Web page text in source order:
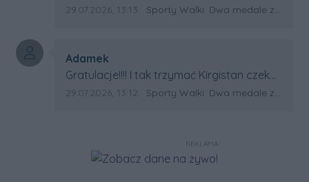
Data dodania komentarza:
29.07.2026, 13:13 Źródło komentarza:
Sporty Walki: Dwa medale za oceanem
Autor komentarza:
Adamek
Treść komentarza:
Gratulacje!!!! I tak trzymać Kirgistan czeka
na powtórkę z USA a może i złote medale.
Data dodania komentarza:
29.07.2026, 13:12 Źródło komentarza:
Sporty Walki: Dwa medale za oceanem
REKLAMA